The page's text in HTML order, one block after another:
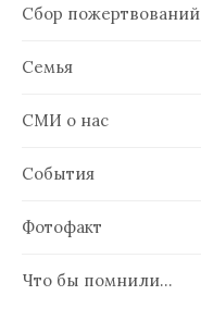
Сбор пожертвований
Семья
СМИ о нас
События
Фотофакт
Что бы помнили…